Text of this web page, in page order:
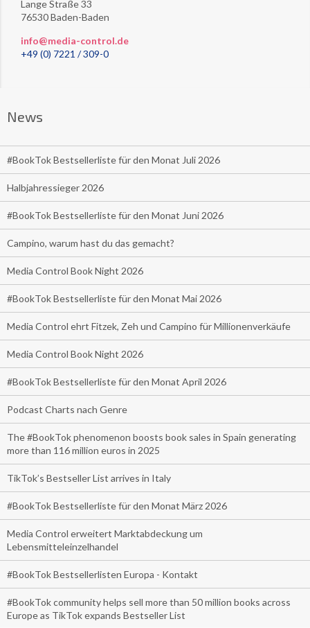
Lange Straße 33
76530 Baden-Baden
info@media-control.de
+49 (0) 7221 / 309-0
News
#BookTok Bestsellerliste für den Monat Juli 2026
Halbjahressieger 2026
#BookTok Bestsellerliste für den Monat Juni 2026
Campino, warum hast du das gemacht?
Media Control Book Night 2026
#BookTok Bestsellerliste für den Monat Mai 2026
Media Control ehrt Fitzek, Zeh und Campino für Millionenverkäufe
Media Control Book Night 2026
#BookTok Bestsellerliste für den Monat April 2026
Podcast Charts nach Genre
The #BookTok phenomenon boosts book sales in Spain generating
more than 116 million euros in 2025
TikTok’s Bestseller List arrives in Italy
#BookTok Bestsellerliste für den Monat März 2026
Media Control erweitert Marktabdeckung um
Lebensmitteleinzelhandel
#BookTok Bestsellerlisten Europa - Kontakt
#BookTok community helps sell more than 50 million books across
Europe as TikTok expands Bestseller List